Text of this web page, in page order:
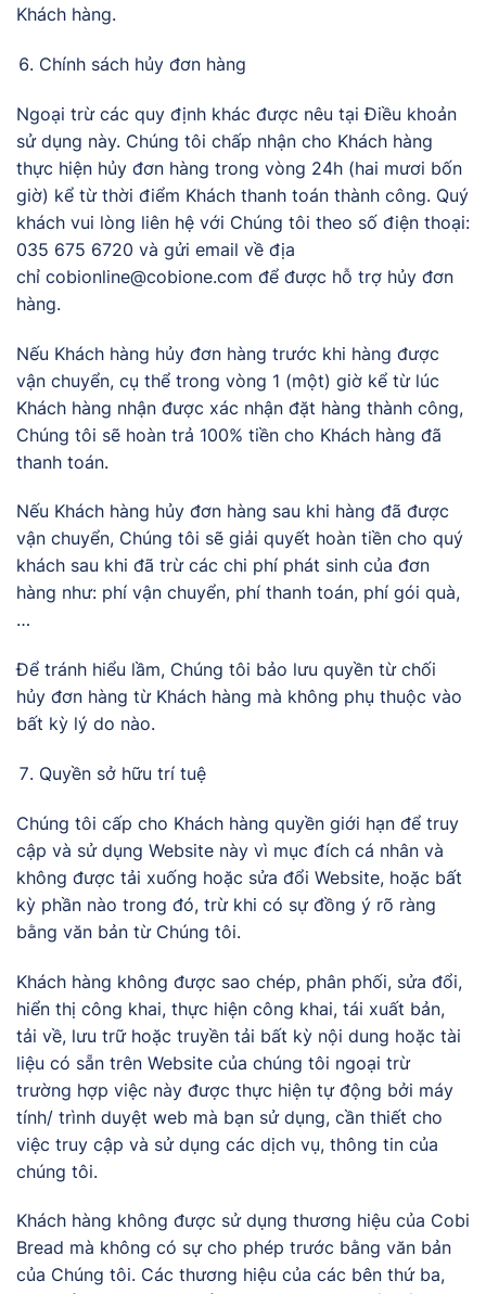
Khách hàng.
Chính sách hủy đơn hàng
Ngoại trừ các quy định khác được nêu tại Điều khoản
sử dụng này. Chúng tôi chấp nhận cho Khách hàng
thực hiện hủy đơn hàng trong vòng 24h (hai mươi bốn
giờ) kể từ thời điểm Khách thanh toán thành công. Quý
khách vui lòng liên hệ với Chúng tôi theo số điện thoại:
035 675 6720 và gửi email về địa
chỉ cobionline@cobione.com để được hỗ trợ hủy đơn
hàng.
Nếu Khách hàng hủy đơn hàng trước khi hàng được
vận chuyển, cụ thể trong vòng 1 (một) giờ kể từ lúc
Khách hàng nhận được xác nhận đặt hàng thành công,
Chúng tôi sẽ hoàn trả 100% tiền cho Khách hàng đã
thanh toán.
Nếu Khách hàng hủy đơn hàng sau khi hàng đã được
vận chuyển, Chúng tôi sẽ giải quyết hoàn tiền cho quý
khách sau khi đã trừ các chi phí phát sinh của đơn
hàng như: phí vận chuyển, phí thanh toán, phí gói quà,
…
Để tránh hiểu lầm, Chúng tôi bảo lưu quyền từ chối
hủy đơn hàng từ Khách hàng mà không phụ thuộc vào
bất kỳ lý do nào.
Quyền sở hữu trí tuệ
Chúng tôi cấp cho Khách hàng quyền giới hạn để truy
cập và sử dụng Website này vì mục đích cá nhân và
không được tải xuống hoặc sửa đổi Website, hoặc bất
kỳ phần nào trong đó, trừ khi có sự đồng ý rõ ràng
bằng văn bản từ Chúng tôi.
Khách hàng không được sao chép, phân phối, sửa đổi,
hiển thị công khai, thực hiện công khai, tái xuất bản,
tải về, lưu trữ hoặc truyền tải bất kỳ nội dung hoặc tài
liệu có sẵn trên Website của chúng tôi ngoại trừ
trường hợp việc này được thực hiện tự động bởi máy
tính/ trình duyệt web mà bạn sử dụng, cần thiết cho
việc truy cập và sử dụng các dịch vụ, thông tin của
chúng tôi.
Khách hàng không được sử dụng thương hiệu của Cobi
Bread mà không có sự cho phép trước bằng văn bản
của Chúng tôi. Các thương hiệu của các bên thứ ba,